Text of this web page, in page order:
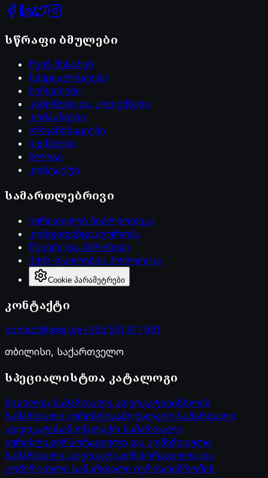
სწრაფი ბმულები
ჩვენ შესახებ
სპეციალისტები
სერვისები
კანონები და კოდექსები
კომპანიები
ორგანიზაციები
ივენთები
ბლოგი
კონტაქტი
სამართლებრივი
იურიდიული ბიბლიოთეკა
კონფიდენციალურობა
წესები და პირობები
ქუქი-ფაილების პოლიტიკა
Cookie პარამეტრები
კონტაქტი
contact@legal.ge+995 551 911 961
თბილისი, საქართველო
სპეციალისტთა კატალოგი
სისხლის სამართალი ადვოკატისისხლის
სამართალი იურისტისამოქალაქო სამართალი
ადვოკატისამოქალაქო სამართალი
იურისტიკორპორაციული და კომერციული
სამართალი ადვოკატიკორპორაციული და
კომერციული სამართალი იურისტიშრომის